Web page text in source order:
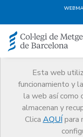
Esta web
funcionamiento y
la web así como
almacenan y
Clica AQUÍ para
Noticias